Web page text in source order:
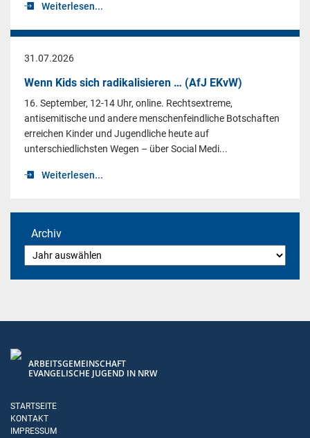
Weiterlesen...
31.07.2026
Wenn Kids sich radikalisieren … (AfJ EKvW)
16. September, 12-14 Uhr, online. Rechtsextreme,
antisemitische und andere menschenfeindliche Botschaften
erreichen Kinder und Jugendliche heute auf
unterschiedlichsten Wegen – über Social Medi...
Weiterlesen...
Archiv
ARBEITSGEMEINSCHAFT
EVANGELISCHE JUGEND IN NRW
STARTSEITE
KONTAKT
IMPRESSUM